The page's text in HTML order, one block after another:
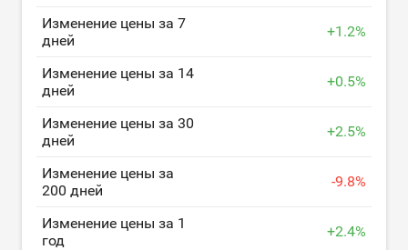
Изменение цены за 7
дней
+1.2%
Изменение цены за 14
дней
+0.5%
Изменение цены за 30
дней
+2.5%
Изменение цены за
200 дней
-9.8%
Изменение цены за 1
год
+2.4%